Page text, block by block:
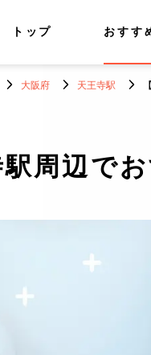
トップ おすす
大阪府 天王寺駅
周辺で